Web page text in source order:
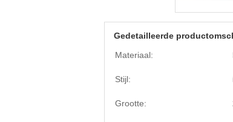
Gedetailleerde
Materiaal:
Stijl:
Grootte: